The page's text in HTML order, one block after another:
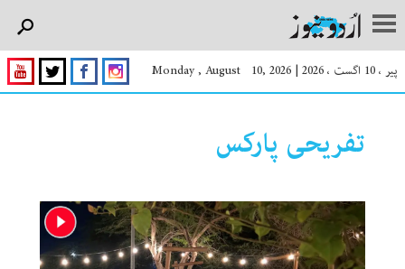
پیر ، 10 اگست ، 2026 |
Monday , August 10, 2026
تفریحی پارکس